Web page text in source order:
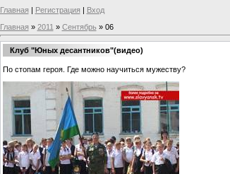
Главная | Регистрация | Вход
Главная » 2011 » Сентябрь » 06
Клуб "Юных десантников"(видео)
По стопам героя. Где можно научиться мужеству?